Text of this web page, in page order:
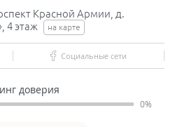
Красной Армии, д.
4 этаж
на карте
Социальные сети
доверия
0%